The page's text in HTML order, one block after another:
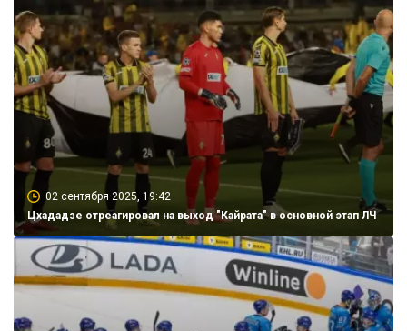
02 сентября 2025, 19:42
Цхададзе отреагировал на выход "Кайрата" в основной этап ЛЧ